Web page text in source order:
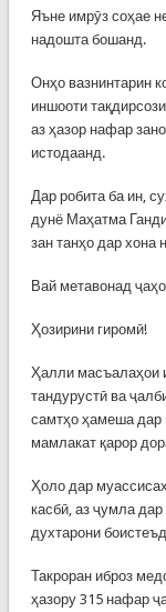
Яъне имрӯз соҳае
надошта бошанд.
Онҳо вазнинтарин
иншооти
аз ҳазор нафар
истодаанд.
Дар робита ба ин,
дунё Маҳатма
зан танҳо дар хона
Вай метавонад
Ҳозирини гиромӣ!
Ҳалли масъалаҳои
тандурустӣ ва
самтҳо ҳамеша дар
мамлакат қарор
Ҳоло дар
касбӣ, аз ҷумла
духтарони
Такроран иброз
ҳазору 315 нафар